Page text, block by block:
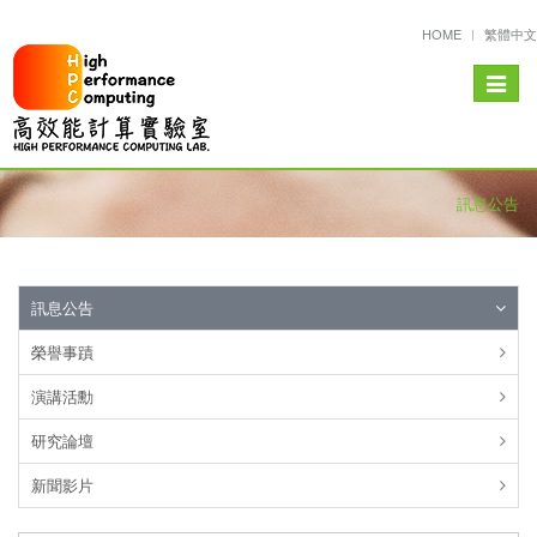
HOME 繁體中文
Toggle
訊息公告
訊息公告
榮譽事蹟
演講活勳
研究論壇
新聞影片